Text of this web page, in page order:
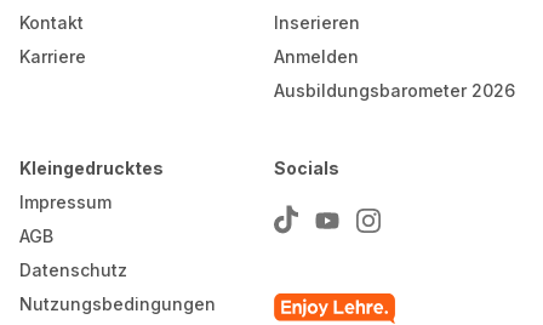
Kontakt
Karriere
Inserieren
Anmelden
Ausbildungsbarometer 2026
Kleingedrucktes
Impressum
AGB
Datenschutz
Nutzungsbedingungen
Socials